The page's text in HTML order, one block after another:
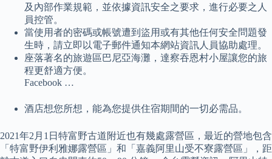
及內部作業規範，並依據資訊安全之要求，進行必要之人
員控管。
當使用者的密碼或帳號遭到盜用或有其他任何安全問題發
生時，請立即以電子郵件通知本網站資訊人員協助處理。
座落著名的旅遊區巴尼亞海灘，達察吞恩村小屋讓您的旅
程更舒適方便。
Facebook …
酒店想您所想，能為您提供住宿期間的一切必需品。
2021年2月1日特富野古道附近也有幾處露營區，最近的營地包含
「特富野伊利雅娜露營區」和「嘉義阿里山受不寮露營區」，距